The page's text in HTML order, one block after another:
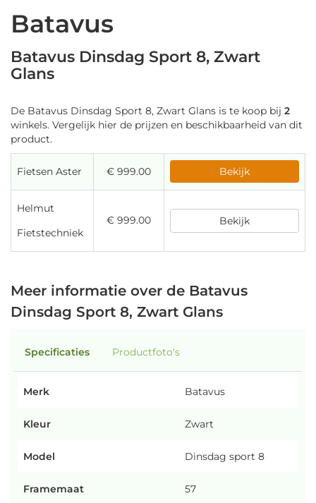
Batavus
Batavus Dinsdag Sport 8, Zwart
Glans
De Batavus Dinsdag Sport 8, Zwart Glans is te koop bij 2
winkels. Vergelijk hier de prijzen en beschikbaarheid van dit
product.
Fietsen Aster € 999.00 Bekijk
Helmut
Fietstechniek
€ 999.00 Bekijk
Meer informatie over de Batavus
Dinsdag Sport 8, Zwart Glans
Specificaties Productfoto's
Merk Batavus
Kleur Zwart
Model Dinsdag sport 8
Framemaat 57